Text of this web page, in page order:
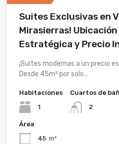
Suites Exclusivas en
Mirasierras! Ubicación
Estratégica y Precio
¡Suites modernas a un precio
Desde 45m² por solo…
Habitaciones
1
Cuartos de
2
Área
45 m²